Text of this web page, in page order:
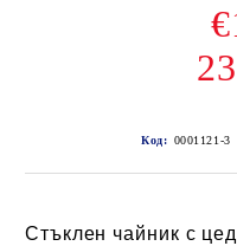
Код: 0001121-3
Стъклен чайник с